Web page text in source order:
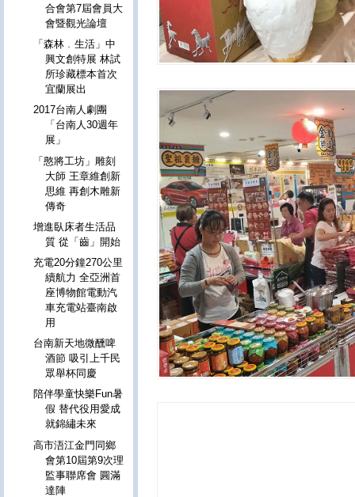
合會第7屆會員大
會暨觀光論壇
「森林﹒生活」中
興文創特展 林試
所珍藏標本首次
宜蘭展出
2017台南人劇團
「台南人30週年
展」
「憨將工坊」雕刻
大師 王章維創新
思維 再創木雕新
傳奇
增進臥床者生活品
質 從「齒」開始
充電20分鐘270公里
續航力 全亞洲首
座博物館電動汽
車充電站臺南啟
用
台南新天地微醺啤
酒節 吸引上千民
眾舉杯同慶
陪伴學童快樂Fun暑
假 替代役用愛成
就錦繡未來
高市浯江金門同鄉
會第10屆第9次理
監事聯席會 圓滿
達陣